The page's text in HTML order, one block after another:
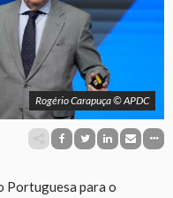
Rogério Carapuça © APDC
Portuguesa para o